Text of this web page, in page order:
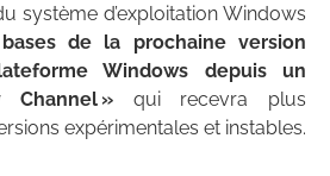
système d’exploitation Windows
de la prochaine version
Windows depuis un
Channel » qui recevra plus
expérimentales et instables.